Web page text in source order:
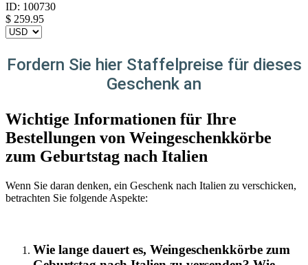
ID: 100730
$ 259.95
Fordern Sie hier Staffelpreise für dieses
Geschenk an
Wichtige Informationen für Ihre
Bestellungen von Weingeschenkkörbe
zum Geburtstag nach Italien
Wenn Sie daran denken, ein Geschenk nach Italien zu verschicken,
betrachten Sie folgende Aspekte:
Wie lange dauert es, Weingeschenkkörbe zum